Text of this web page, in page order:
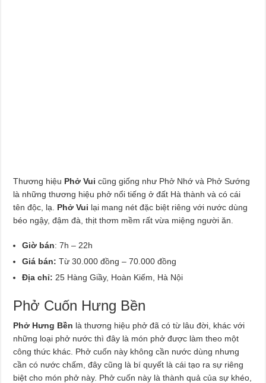
Thương hiệu Phở Vui cũng giống như Phở Nhớ và Phở Sướng
là những thương hiệu phở nổi tiếng ở đất Hà thành và có cái
tên độc, lạ. Phở Vui lại mang nét đặc biệt riêng với nước dùng
béo ngậy, đậm đà, thịt thơm mềm rất vừa miệng người ăn.
Giờ bán: 7h – 22h
Giá bán: Từ 30.000 đồng – 70.000 đồng
Địa chỉ: 25 Hàng Giầy, Hoàn Kiếm, Hà Nội
Phở Cuốn Hưng Bền
Phở Hưng Bền là thương hiệu phở đã có từ lâu đời, khác với
những loại phở nước thì đây là món phở được làm theo một
công thức khác. Phở cuốn này không cần nước dùng nhưng
cần có nước chấm, đây cũng là bí quyết là cái tạo ra sự riêng
biệt cho món phở này. Phở cuốn này là thành quả của sự khéo,